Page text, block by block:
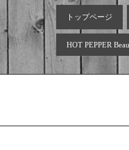
トップページ
HOT PEPPER